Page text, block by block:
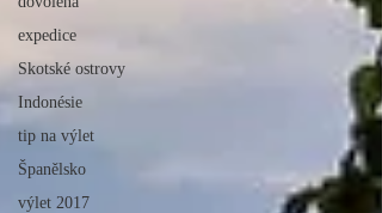
expedice
Skotské ostrovy
Indonésie
tip na výlet
Španělsko
výlet 2017